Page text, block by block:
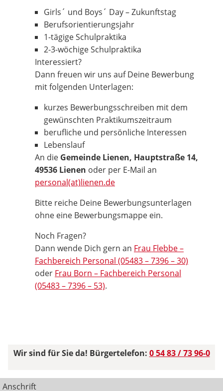
Girls´ und Boys´ Day – Zukunftstag
Berufsorientierungsjahr
1-tägige Schulpraktika
2-3-wöchige Schulpraktika
Interessiert?
Dann freuen wir uns auf Deine Bewerbung
mit folgenden Unterlagen:
kurzes Bewerbungsschreiben mit dem
gewünschten Praktikumszeitraum
berufliche und persönliche Interessen
Lebenslauf
An die Gemeinde Lienen, Hauptstraße 14,
49536 Lienen oder per E-Mail an
personal(at)lienen.de
Bitte reiche Deine Bewerbungsunterlagen
ohne eine Bewerbungsmappe ein.
Noch Fragen?
Dann wende Dich gern an Frau Flebbe –
Fachbereich Personal (05483 – 7396 – 30)
oder Frau Born – Fachbereich Personal
(05483 – 7396 – 53).
Wir sind für Sie da! Bürgertelefon: 0 54 83 / 73 96-0
Anschrift